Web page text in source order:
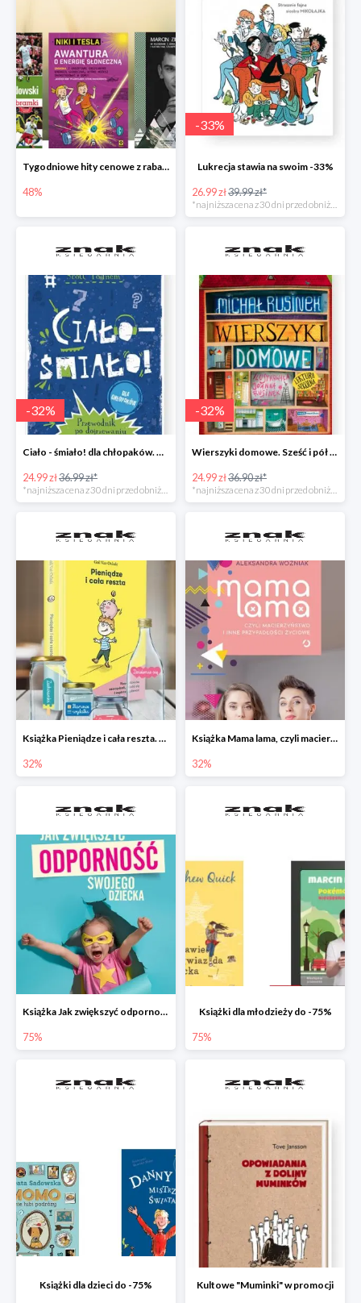
Tygodniowe hity cenowe z rabatem -48%
48%
-33%
Lukrecja stawia na swoim -33%
26.99 zł39.99 zł*
-32%
Ciało - śmiało! dla chłopaków. Przewodnik po dojrzewaniu -32%
24.99 zł36.99 zł*
*najniższa cena z 30 dni przed obniżką
-32%
Wierszyki domowe. Sześć i pół tuzinka wierszyków Rusinka -32%
24.99 zł36.90 zł*
*najniższa cena z 30 dni przed obniżką
Książka Pieniądze i cała reszta. Naucz dziecko oszczędzać, dzielić się i mądrze wydawać
32%
Książka Mama lama, czyli macierzyństwo i inne przypadłości życiowe
32%
Książka Jak zwiększyć odporność swojego dziecka w promocji
75%
Książki dla młodzieży do -75%
75%
Książki dla dzieci do -75% Kultowe "Muminki" w promocji